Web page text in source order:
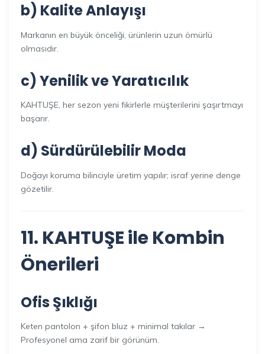
b) Kalite Anlayışı
Markanın en büyük önceliği, ürünlerin uzun ömürlü
olmasıdır.
c) Yenilik ve Yaratıcılık
KAHTUŞE, her sezon yeni fikirlerle müşterilerini şaşırtmayı
başarır.
d) Sürdürülebilir Moda
Doğayı koruma bilinciyle üretim yapılır; israf yerine denge
gözetilir.
11. KAHTUŞE ile Kombin
Önerileri
Ofis Şıklığı
Keten pantolon + şifon bluz + minimal takılar →
Profesyonel ama zarif bir görünüm.